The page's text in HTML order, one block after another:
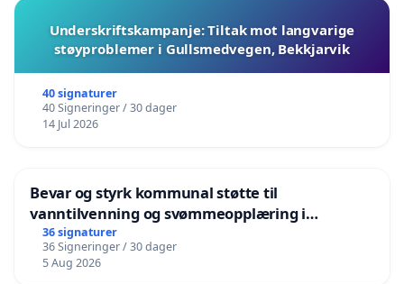
Underskriftskampanje: Tiltak mot langvarige
støyproblemer i Gullsmedvegen, Bekkjarvik
40 signaturer
40 Signeringer / 30 dager
14 Jul 2026
Bevar og styrk kommunal støtte til
vanntilvenning og svømmeopplæring i
barnehagene i Haugesund
36 signaturer
36 Signeringer / 30 dager
5 Aug 2026